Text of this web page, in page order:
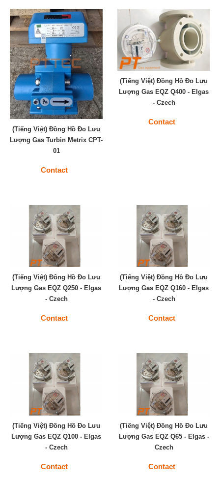
(Tiếng Việt) Đồng Hồ Đo Lưu
Lượng Gas Turbin Metrix CPT-
01
Contact
(Tiếng Việt) Đồng Hồ Đo Lưu
Lượng Gas EQZ Q400 - Elgas
- Czech
Contact
(Tiếng Việt) Đông Hồ Đo Lưu
Lượng Gas EQZ Q250 - Elgas
- Czech
Contact
(Tiếng Việt) Đồng Hồ Đo Lưu
Lượng Gas EQZ Q160 - Elgas
- Czech
Contact
(Tiếng Việt) Đồng Hồ Đo Lưu
Lượng Gas EQZ Q100 - Elgas
- Czech
Contact
(Tiếng Việt) Đồng Hồ Đo Lưu
Lượng Gas EQZ Q65 - Elgas -
Czech
Contact